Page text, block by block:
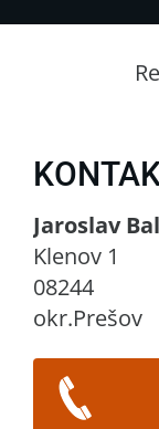
Jaroslav
Klenov 1
08244
okr.Prešov